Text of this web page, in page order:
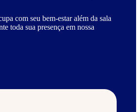
com seu bem-estar além da sala
toda sua presença em nossa